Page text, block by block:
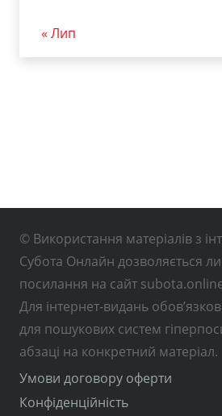
« Лип
© Використання матеріалів з
Субота Онлайн дозволяється
посилання на сайт
Для інтернет-видань
для пошукових систем
абзаці на конкретний матеріал.
Умови договору оферти
Конфіденційність